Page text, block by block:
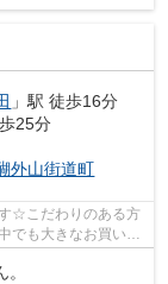
」駅 徒歩16分
25分
外山街道町
☆こだわりのある方
も大きなお買い物